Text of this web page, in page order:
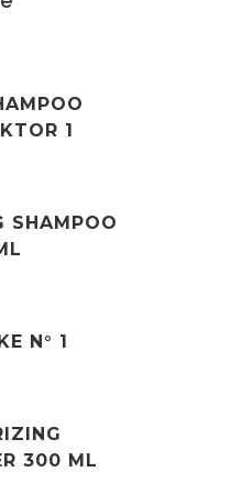
1
SHAMPOO
N° 1
300 ML